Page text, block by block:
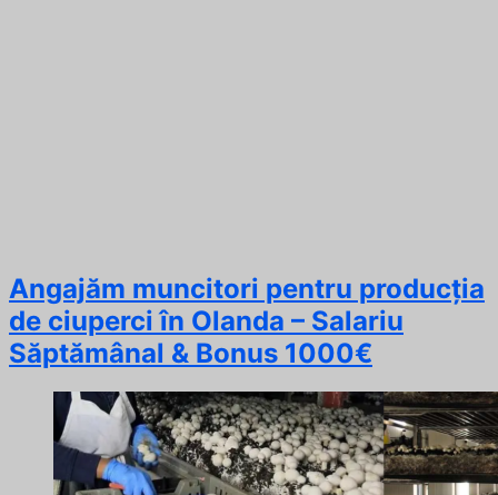
Angajăm muncitori pentru producția
de ciuperci în Olanda – Salariu
Săptămânal & Bonus 1000€